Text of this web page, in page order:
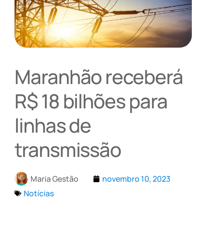
Maranhão receberá
R$ 18 bilhões para
linhas de
transmissão
Maria Gestão
novembro 10, 2023
Notícias